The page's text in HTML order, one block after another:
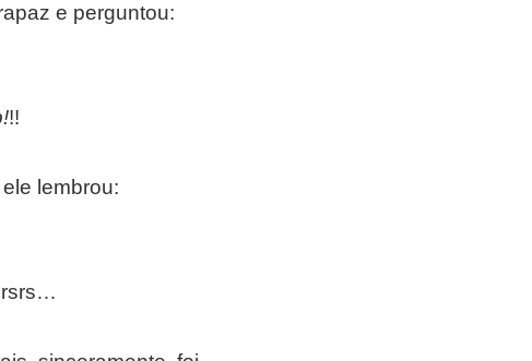
e perguntou:
!!
lembrou:
rsrs…